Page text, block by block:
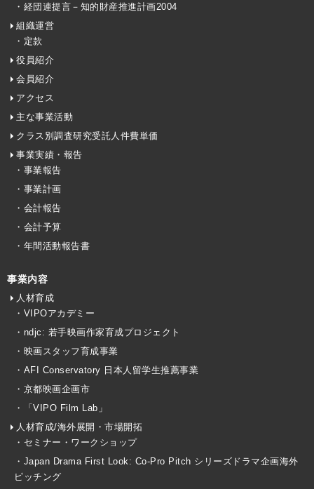
・経団連提言－知的財産推進計画2004
組織運営
・定款
役員紹介
会員紹介
アクセス
主な事業活動
クラス別調査研究受託人件費単価
事業実績・報告
・事業報告
・事業計画
・会計報告
・会計予算
・年間活動報告書
事業内容
人材育成
・VIPOアカデミー
・ndjc: 若手映画作家育成プロジェクト
・映画スタッフ育成事業
・AFI Conservatory 日本人留学生推薦事業
・京都映画企画市
・「VIPO Film Lab」
人材育成/海外展開・市場開拓
・セミナー・ワークショップ
・Japan Drama First Look: Co-Pro Pitch シリーズドラマ企画海外
ピッチング